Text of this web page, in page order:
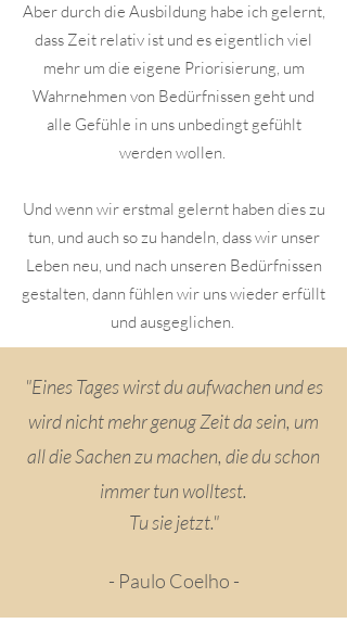
Aber durch die Ausbildung habe ich gelernt,
dass Zeit relativ ist und es eigentlich viel
mehr um die eigene Priorisierung, um
Wahrnehmen von Bedürfnissen geht und
alle Gefühle in uns unbedingt gefühlt
werden wollen.
Und wenn wir erstmal gelernt haben dies zu
tun, und auch so zu handeln, dass wir unser
Leben neu, und nach unseren Bedürfnissen
gestalten, dann fühlen wir uns wieder erfüllt
und ausgeglichen.
"Eines Tages wirst du aufwachen und es
wird nicht mehr genug Zeit da sein, um
all die Sachen zu machen, die du schon
immer tun wolltest.
Tu sie jetzt."
- Paulo Coelho -